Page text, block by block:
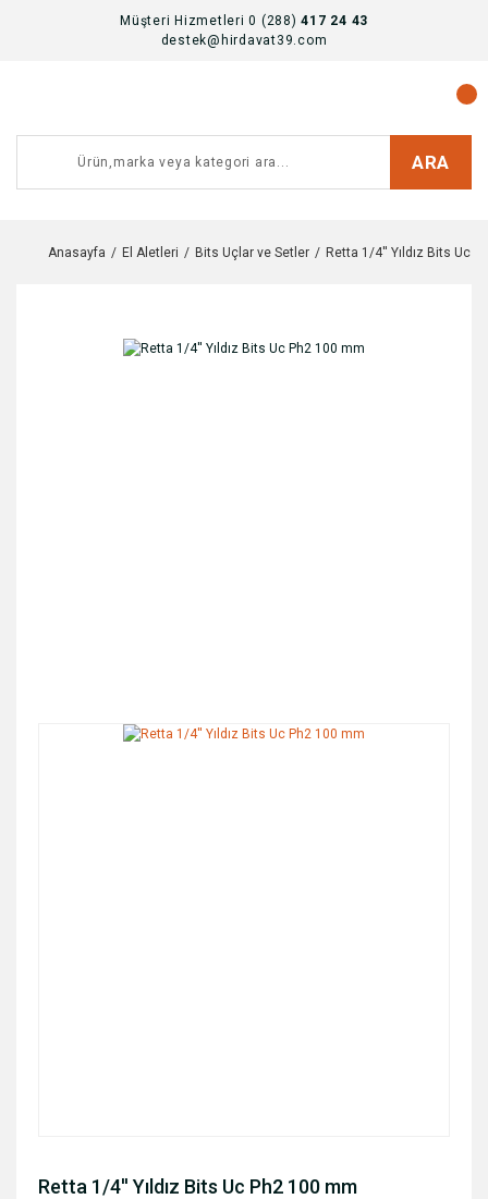
Müşteri Hizmetleri 0 (288)417 24 43
destek@hirdavat39.com
ARA
Anasayfa El Aletleri Bits Uçlar ve Setler Retta 1/4'' Yıldız Bits Uc
Retta 1/4'' Yıldız Bits Uc Ph2 100 mm